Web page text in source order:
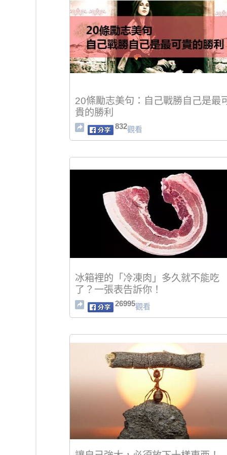
20條勵志美句：自己戰勝自己是最
貴的勝利
832觀看
冰箱裡的「冷凍肉」多久就不能吃
了？一張表告訴你！
26995觀看